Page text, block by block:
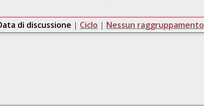
di discussione | Ciclo | Nessun raggruppamento